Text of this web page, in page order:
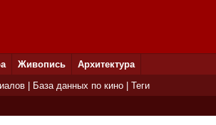
Живопись Архитектура
База данных по кино
Теги